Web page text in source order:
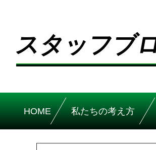
スタッフブ
HOME 私たちの考え方